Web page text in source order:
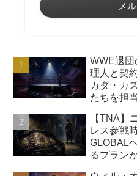
メ
WWE退
理人と契
カダ・カ
たちを担当
【TNA】
レス参戦
GLOBAL
るプラン